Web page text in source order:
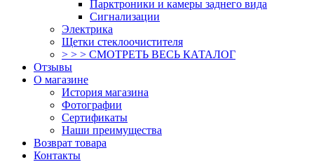
Парктроники и камеры заднего вида
Сигнализации
Электрика
Щетки стеклоочистителя
> > > СМОТРЕТЬ ВЕСЬ КАТАЛОГ
Отзывы
О магазине
История магазина
Фотографии
Сертификаты
Наши преимущества
Возврат товара
Контакты